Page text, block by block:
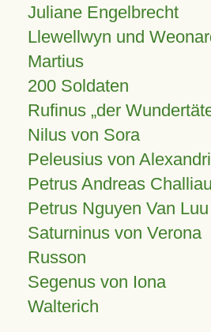
Juliane Engelbrecht
Llewellwyn und
Martius
200 Soldaten
Rufinus „der
Nilus von Sora
Peleusius von
Petrus Andreas Challiau
Petrus Nguyen Van Luu
Saturninus von Verona
Russon
Segenus von Iona
Walterich